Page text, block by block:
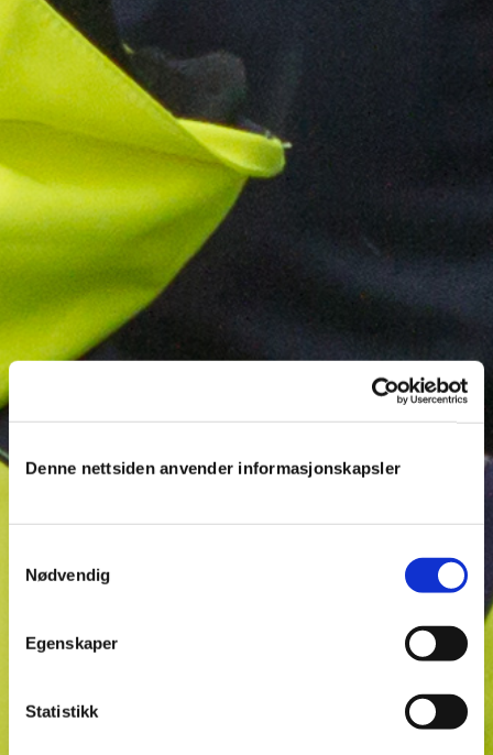
Denne nettsiden anvender informasjonskapsler
Nødvendig
Egenskaper
Statistikk